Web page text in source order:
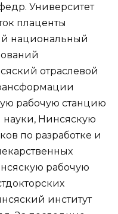
Университет
плаценты
национальный
отраслевой
рабочую станцию
Нинсяскую
по разработке и
рабочую
институт